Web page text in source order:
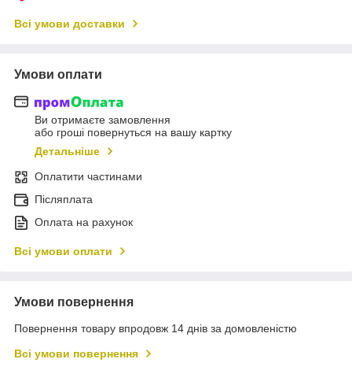
Всі умови доставки
Умови оплати
Ви отримаєте замовлення
або гроші повернуться на вашу картку
Детальніше
Оплатити частинами
Післяплата
Оплата на рахунок
Всі умови оплати
Умови повернення
Повернення товару впродовж 14 днів за домовленістю
Всі умови повернення